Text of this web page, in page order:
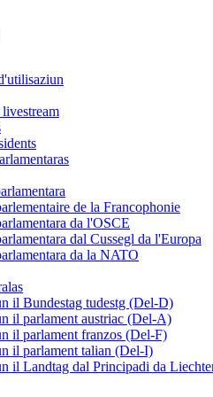
de la Francophonie
da l'OSCE
dal Cussegl da l'Europa
da la NATO
il Bundestag tudestg (Del-D)
il parlament austriac (Del-A)
il parlament franzos (Del-F)
il parlament talian (Del-I)
il Landtag dal Principadi da